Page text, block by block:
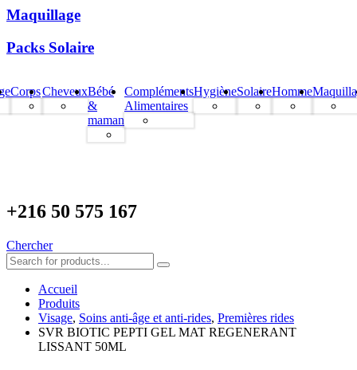
Maquillage
Packs Solaire
CorpsCheveuxBébé
&
maman
Compléments
Alimentaires
HygièneSolaireHomme
+216 50 575 167
Chercher
Accueil
Produits
Visage, Soins anti-âge et anti-rides, Premières rides
SVR BIOTIC PEPTI GEL MAT REGENERANT
LISSANT 50ML